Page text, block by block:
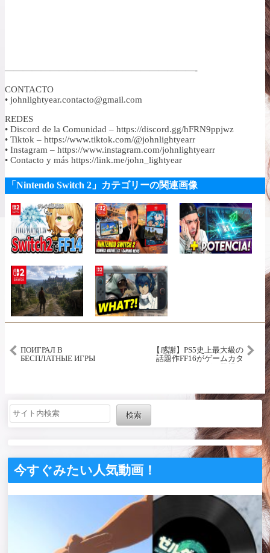
—————————————————————-
CONTACTO
• johnlightyear.contacto@gmail.com
REDES
• Discord de la Comunidad – https://discord.gg/hFRN9ppjwz
• Tiktok – https://www.tiktok.com/@johnlightyearr
• Instagram – https://www.instagram.com/johnlightyearr
• Contacto y más https://link.me/john_lightyear
「Nintendo Switch 2」カテゴリーの関連画像
ПОИГРАЛ В
БЕСПЛАТНЫЕ ИГРЫ
【感謝】PS5史上最大級の
話題作FF16がゲームカタ
検索
今すぐみたい人気動画！